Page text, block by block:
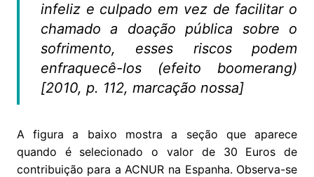
infeliz e culpado em vez de facilitar o
chamado a doação pública sobre o
sofrimento, esses riscos podem
enfraquecê-los (efeito boomerang)
[2010, p. 112, marcação nossa]
A figura a baixo mostra a seção que aparece
quando é selecionado o valor de 30 Euros de
contribuição para a ACNUR na Espanha. Observa-se